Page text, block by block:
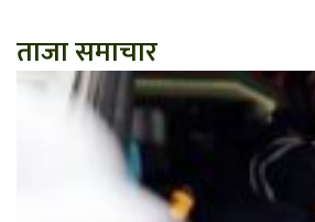
ताजा समाचार